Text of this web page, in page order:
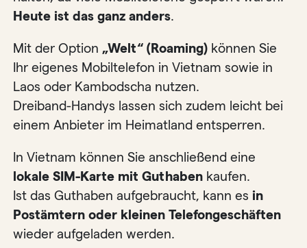
Heute ist das ganz anders.
Mit der Option „Welt“ (Roaming) können Sie
Ihr eigenes Mobiltelefon in Vietnam sowie in
Laos oder Kambodscha nutzen.
Dreiband-Handys lassen sich zudem leicht bei
einem Anbieter im Heimatland entsperren.
In Vietnam können Sie anschließend eine
lokale SIM-Karte mit Guthaben kaufen.
Ist das Guthaben aufgebraucht, kann esin
Postämtern oder kleinen Telefongeschäften
wieder aufgeladen werden.